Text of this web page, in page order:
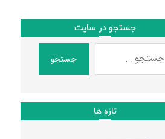
جستجو در سایت
جستجو
تازه ها